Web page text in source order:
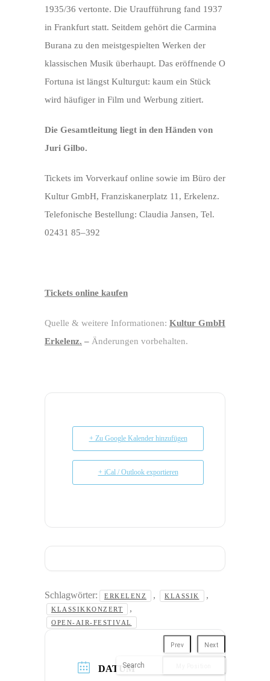
1935/36 vertonte. Die Uraufführung fand 1937
in Frankfurt statt. Seitdem gehört die Carmina
Burana zu den meistgespielten Werken der
klassischen Musik überhaupt. Das eröffnende O
Fortuna ist längst Kulturgut: kaum ein Stück
wird häufiger in Film und Werbung zitiert.
Die Gesamtleitung liegt in den Händen von
Juri Gilbo.
Tickets im Vorverkauf online sowie im Büro der
Kultur GmbH, Franziskanerplatz 11, Erkelenz.
Telefonische Bestellung: Claudia Jansen, Tel.
02431 85–392
Tickets online kaufen
Quelle & weitere Informationen: Kultur GmbH
Erkelenz. – Änderungen vorbehalten.
+ Zu Google Kalender hinzufügen
+ iCal / Outlook exportieren
Schlagwörter: ERKELENZ , KLASSIK ,
KLASSIKKONZERT ,
OPEN-AIR-FESTIVAL
DATUM
Next
Prev